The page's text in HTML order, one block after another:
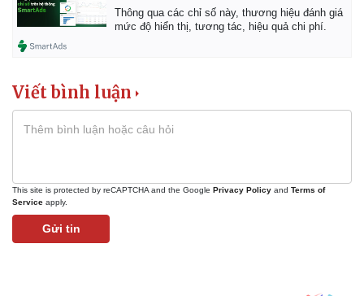
Pháp luật
Tư vấn luật
Thông qua các chỉ số này, thương hiệu đánh giá
mức độ hiển thị, tương tác, hiệu quả chi phí.
Viết bình luận
This site is protected by reCAPTCHA and the Google Privacy Policy and Terms of
Service apply.
Gửi tin